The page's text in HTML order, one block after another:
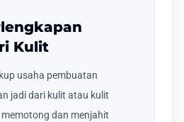
Kulit
usaha pembuatan
jadi dari kulit atau kulit
dan menjahit